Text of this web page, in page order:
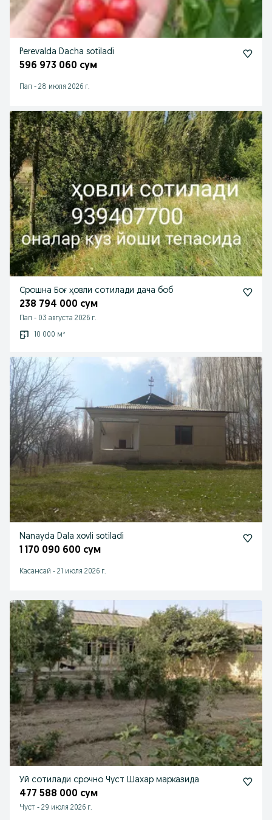
Perevalda Dacha sotiladi
596 973 060 сум
Пап - 28 июля 2026 г.
Срошна Боғ ҳовли сотилади дача боб
238 794 000 сум
Пап - 03 августа 2026 г.
10 000 м²
Nanayda Dala xovli sotiladi
1 170 090 600 сум
Касансай - 21 июля 2026 г.
Уй сотилади срочно Чуст Шахар марказида
477 588 000 сум
Чуст - 29 июля 2026 г.